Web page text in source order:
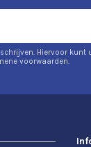
Hiervoor kunt
voorwaarden.